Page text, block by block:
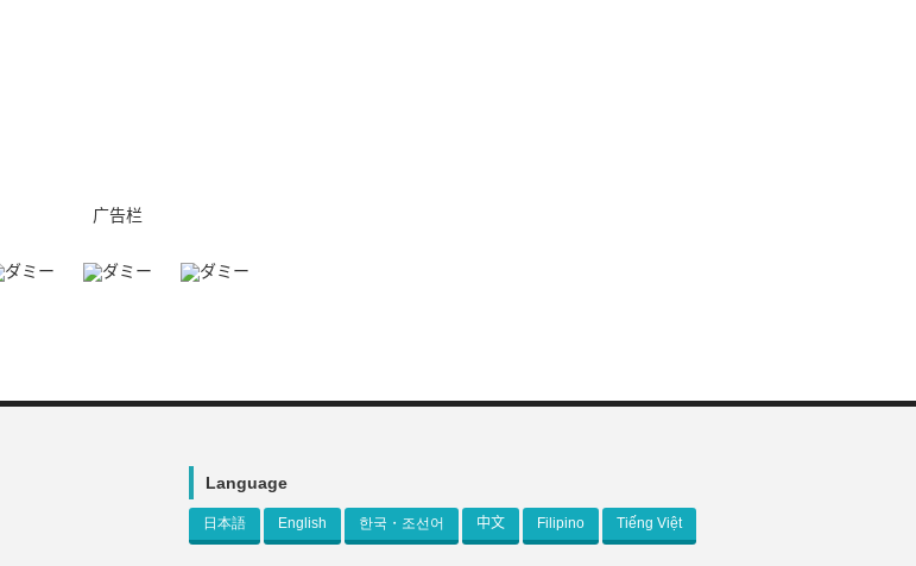
广告栏
Language
日本語 English 한국・조선어 中文 Filipino Tiếng Việt